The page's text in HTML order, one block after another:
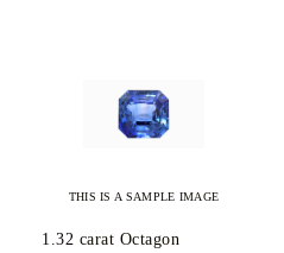
THIS IS A SAMPLE IMAGE
1.32 carat Octagon